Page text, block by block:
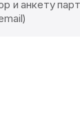
и анкету